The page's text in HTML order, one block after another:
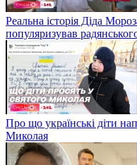
Реальна історія Діда
популяризував
Про що українські діти
Миколая